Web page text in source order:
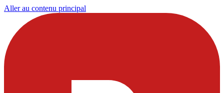
Aller au contenu principal